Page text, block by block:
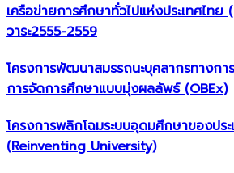
เครือข่ายการศึกษาทั่วไปแห่งประเทศไทย
วาระ2555-2559
โครงการพัฒนาสมรรถนะบุคลากรทางก
การจัดการศึกษาแบบมุ่งผลลัพธ์ (OBEx)
โครงการพลิกโฉมระบบอุดมศึกษาของประ
(Reinventing University)